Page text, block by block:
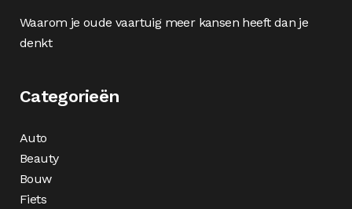
Waarom je oude vaartuig meer kansen heeft dan je
denkt
Categorieën
Auto
Beauty
Bouw
Fiets